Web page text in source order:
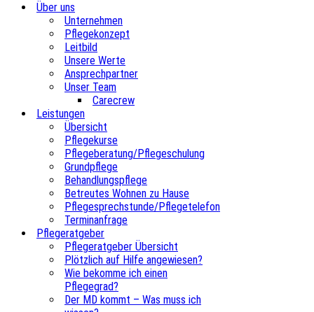
Über uns
Unternehmen
Pflegekonzept
Leitbild
Unsere Werte
Ansprechpartner
Unser Team
Carecrew
Leistungen
Übersicht
Pflegekurse
Pflegeberatung/Pflegeschulung
Grundpflege
Behandlungspflege
Betreutes Wohnen zu Hause
Pflegesprechstunde/Pflegetelefon
Terminanfrage
Pflegeratgeber
Pflegeratgeber Übersicht
Plötzlich auf Hilfe angewiesen?
Wie bekomme ich einen
Pflegegrad?
Der MD kommt – Was muss ich